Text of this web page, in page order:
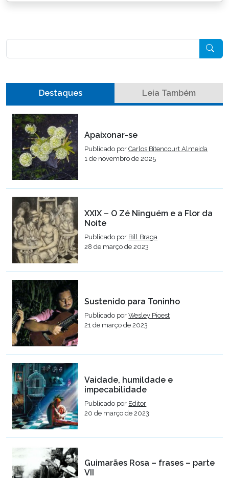
Destaques Leia Também
Apaixonar-se
Publicado porCarlos Bitencourt Almeida
1 de novembro de 2025
XXIX – O Zé Ninguém e a Flor da
Noite
Publicado por Bill Braga
28 de março de 2023
Sustenido para Toninho
Publicado porWesley Pioest
21 de março de 2023
Vaidade, humildade e
impecabilidade
Publicado por Editor
20 de março de 2023
Guimarães Rosa – frases – parte
VII